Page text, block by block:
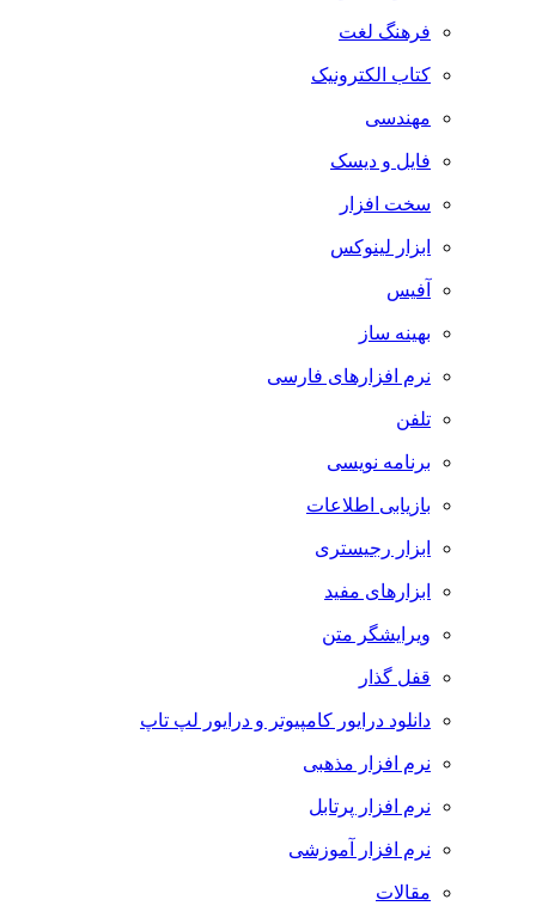
فرهنگ لغت
کتاب الکترونیک
مهندسی
فایل و دیسک
سخت افزار
ابزار لینوکس
آفیس
بهینه ساز
نرم افزارهای فارسی
تلفن
برنامه نویسی
بازیابی اطلاعات
ابزار رجیستری
ابزارهای مفید
ویرایشگر متن
قفل گذار
دانلود درایور کامپیوتر و درایور لپ تاپ
نرم افزار مذهبی
نرم افزار پرتابل
نرم افزار آموزشی
مقالات